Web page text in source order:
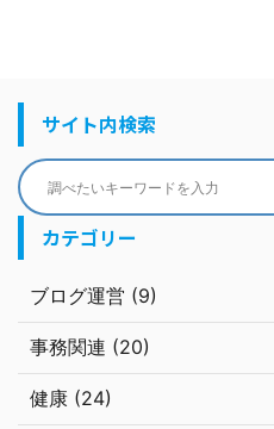
サイト内検索
カテゴリー
ブログ運営 (9)
事務関連 (20)
健康 (24)